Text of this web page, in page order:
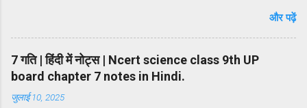
मिश्रण की विशेषताएं विलयन विलायक तथा विलेय विलयन के गुण विलयन के
प्रकार विलयन की सान्द्रता कोलॉइडी अवस्था कोलॉइड निलम्बन कोलॉइडी
कोलॉइडी विलयन की प्रावस्थाएं कोलॉइडी विलियनों का वर्गीकरण कोलाइड के
गुणधर्म भौतिक एवं रासायनिक परिवर्तन शुद्ध पदार्थ तत्व तत्त्वों का वर्गीकरण धातु,
अधातु एवं उपधातु यौगिक यौगिकों की विशेषताएं मिश्रण तथा यौगिक में अंतर।
मिश्रण — जब दो या दो से अधिक तत्वों या यौगिकों को अनिश्चित अनुपात में
और पढ़ें
7 गति | हिंदी में नोट्स | Ncert science class 9th UP
board chapter 7 notes in Hindi.
जुलाई 10, 2025